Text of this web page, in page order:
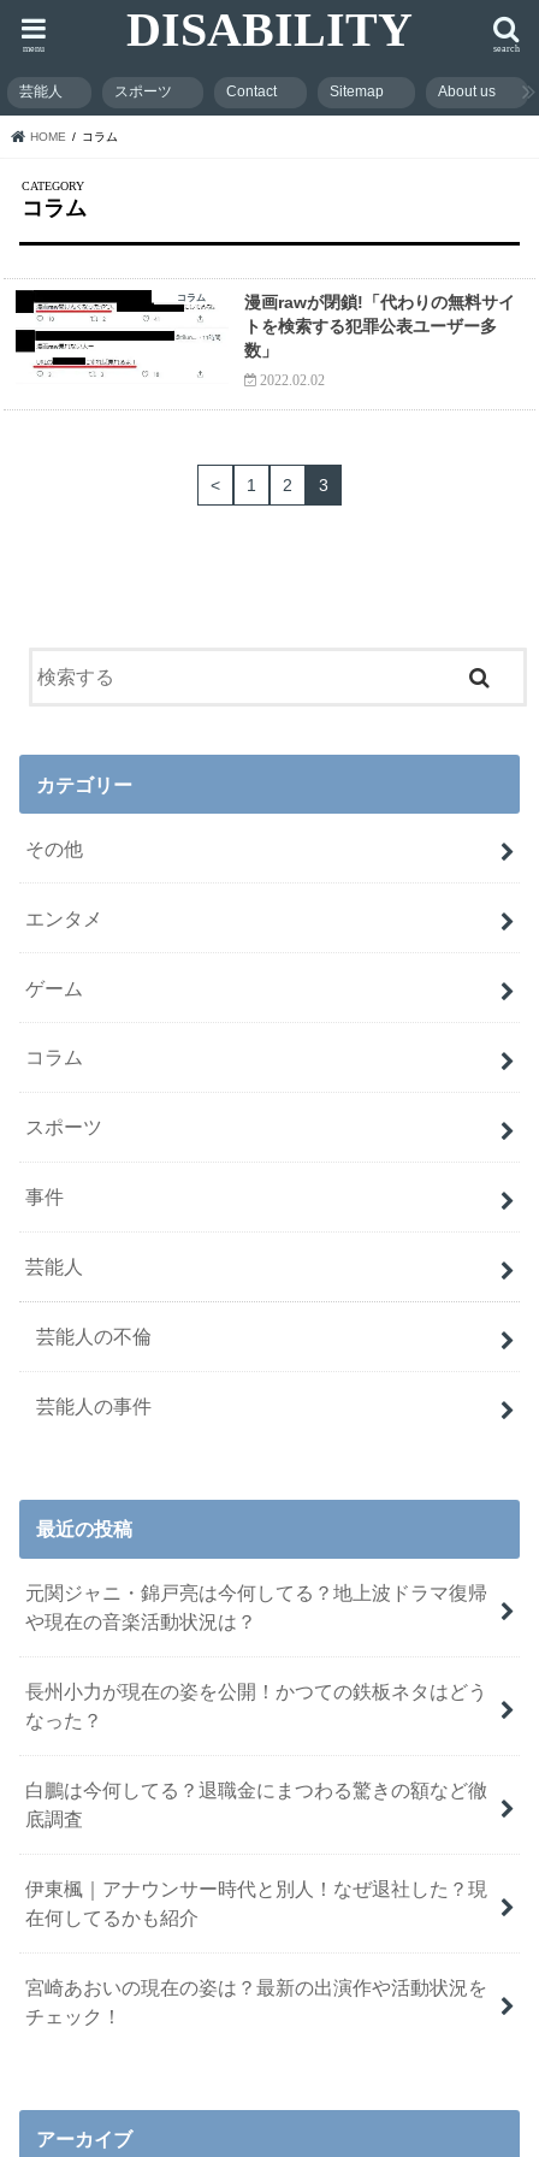
DISABILITY search
menu
芸能人 スポーツ Contact Sitemap About us
HOME コラム
コラム
コラム
漫画rawが閉鎖!「代わりの無料サイ
トを検索する犯罪公表ユーザー多
数」
2022.02.02
< 1 2 3
カテゴリー
その他
エンタメ
ゲーム
コラム
スポーツ
事件
芸能人
芸能人の不倫
芸能人の事件
最近の投稿
元関ジャニ・錦戸亮は今何してる？地上波ドラマ復帰
や現在の音楽活動状況は？
長州小力が現在の姿を公開！かつての鉄板ネタはどう
なった？
白鵬は今何してる？退職金にまつわる驚きの額など徹
底調査
伊東楓｜アナウンサー時代と別人！なぜ退社した？現
在何してるかも紹介
宮崎あおいの現在の姿は？最新の出演作や活動状況を
チェック！
アーカイブ